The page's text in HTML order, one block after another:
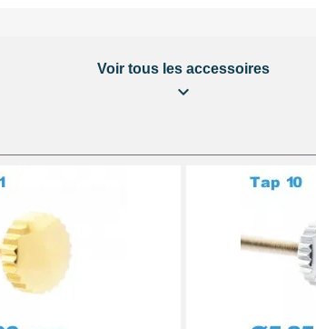
chère
Voir tous les accessoires